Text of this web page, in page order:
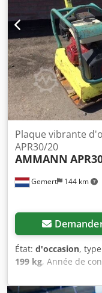
Gemert 144 km
Plaque vibrante
APR30/20
AMMANN
État: d'occasion,
199 kg, Année de
Dcodpfxjxw H Hve
kg Force de